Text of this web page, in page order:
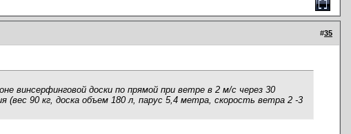
#35
винсерфинговой доски по прямой при ветре в 2 м/с через 30
90 кг, доска объем 180 л, парус 5,4 метра, скорость ветра 2 -3